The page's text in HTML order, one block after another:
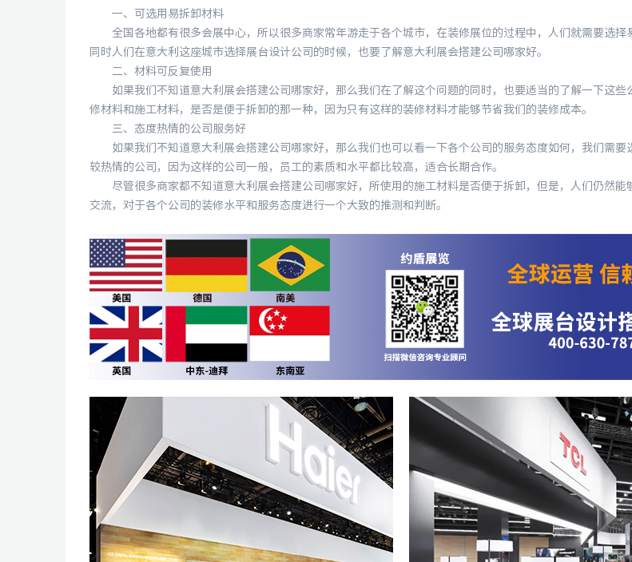
一、可选用易拆卸材料
全国各地都有很多会展中心，所以很多商家常年游走于各个城市，在装修展位的过程中，人们就需要选择
同时人们在意大利这座城市选择展台设计公司的时候，也要了解意大利展会搭建公司哪家好。
二、材料可反复使用
如果我们不知道意大利展会搭建公司哪家好，那么我们在了解这个问题的同时，也要适当的了解一下这些
修材料和施工材料，是否是便于拆卸的那一种，因为只有这样的装修材料才能够节省我们的装修成本。
三、态度热情的公司服务好
如果我们不知道意大利展会搭建公司哪家好，那么我们也可以看一下各个公司的服务态度如何，我们需要
较热情的公司，因为这样的公司一般，员工的素质和水平都比较高，适合长期合作。
尽管很多商家都不知道意大利展会搭建公司哪家好，所使用的施工材料是否便于拆卸，但是，人们仍然能
交流，对于各个公司的装修水平和服务态度进行一个大致的推测和判断。